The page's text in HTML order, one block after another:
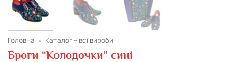
Головна » Каталог – всі вироби
Броги “Колодочки” сині